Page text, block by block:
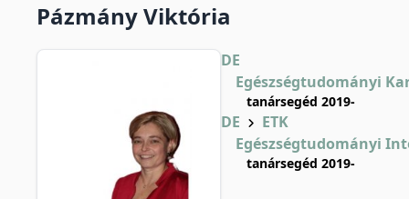
Pázmány Viktória
DE
Egészségtudományi
tanársegéd 2019-
DE
ETK
Egészségtudományi
tanársegéd 2019-